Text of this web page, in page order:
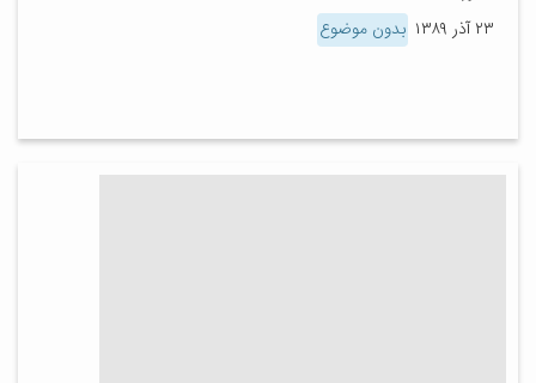
۲۳ آذر ۱۳۸۹ بدون موضوع